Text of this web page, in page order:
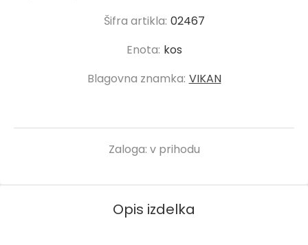
Šifra artikla: 02467
Enota: kos
Blagovna znamka: VIKAN
Zaloga: v prihodu
Opis izdelka